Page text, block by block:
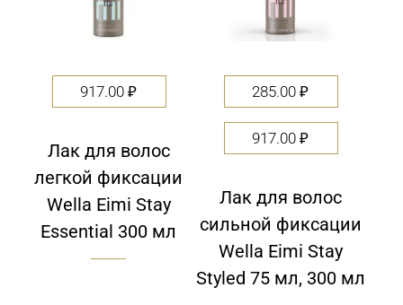
917.00₽
Лак для волос
легкой фиксации
Wella Eimi Stay
Essential 300 мл
285.00₽
917.00₽
Лак для волос
сильной фиксации
Wella Eimi Stay
Styled 75 мл, 300 мл